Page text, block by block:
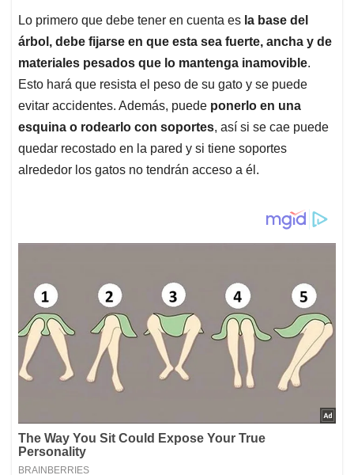
Lo primero que debe tener en cuenta es la base del
árbol, debe fijarse en que esta sea fuerte, ancha y de
materiales pesados que lo mantenga inamovible.
Esto hará que resista el peso de su gato y se puede
evitar accidentes. Además, puede ponerlo en una
esquina o rodearlo con soportes, así si se cae puede
quedar recostado en la pared y si tiene soportes
alrededor los gatos no tendrán acceso a él.